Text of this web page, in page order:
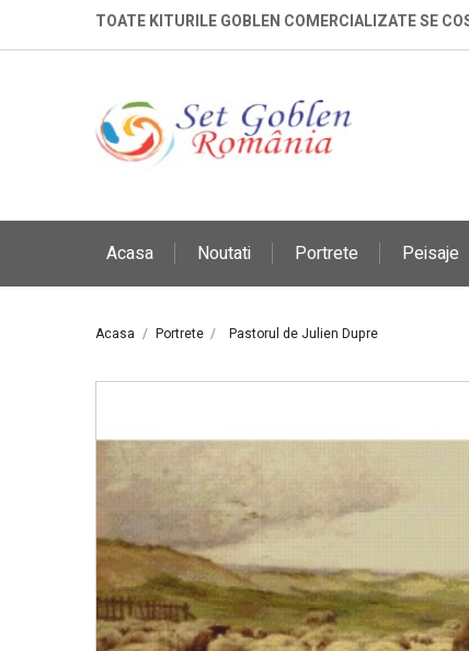
TOATE KITURILE GOBLEN COMERCIALIZATE SE
Acasa Noutati Portrete Peisaje
Acasa Portrete Pastorul de Julien Dupre